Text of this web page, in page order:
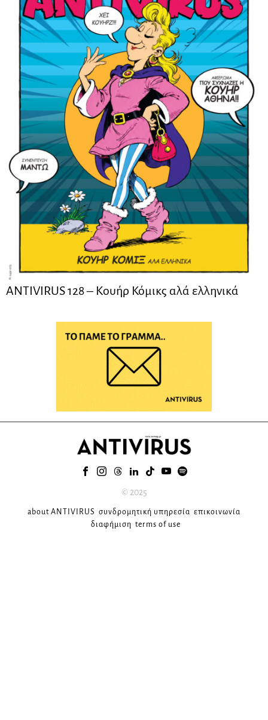
ANTIVIRUS 128 – Kουήρ Κόμικς αλά ελληνικά
© 2025
about ANTIVIRUS συνδρομητική υπηρεσία επικοινωνία
διαφήμιση terms of use